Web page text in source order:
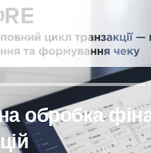
обробка